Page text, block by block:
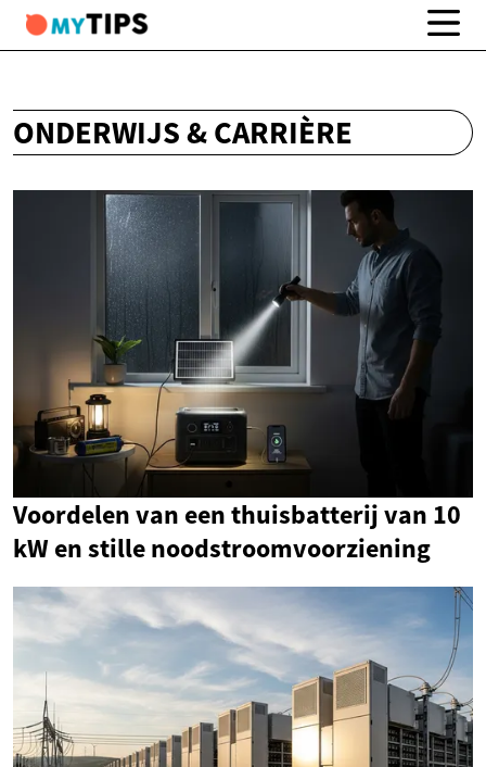
ONDERWIJS & CARRIÈRE
Voordelen van een thuisbatterij van 10
kW en stille noodstroomvoorziening